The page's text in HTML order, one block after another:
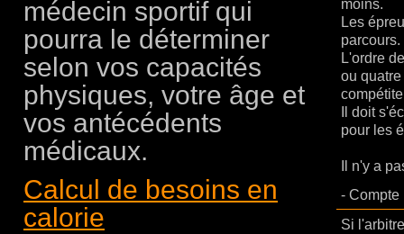
médecin sportif qui
pourra le déterminer
selon vos capacités
physiques, votre âge et
vos antécédents
médicaux.
Calcul de besoins en
calorie
moins.
Les
L'ordre
ou
Il doit
pour les
Il n'y a
- Compte
Si